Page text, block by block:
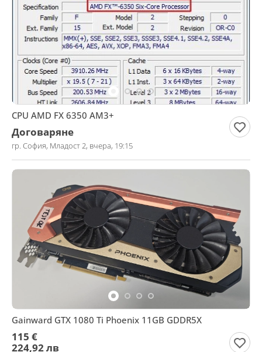
CPU AMD FX 6350 AM3+
Договаряне
гр. София, Младост 2, вчера, 19:15
Gainward GTX 1080 Ti Phoenix 11GB GDDR5X
115 €
224,92 лв